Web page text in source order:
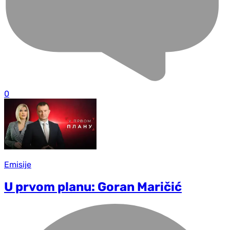
0
Emisije
U prvom planu: Goran Maričić